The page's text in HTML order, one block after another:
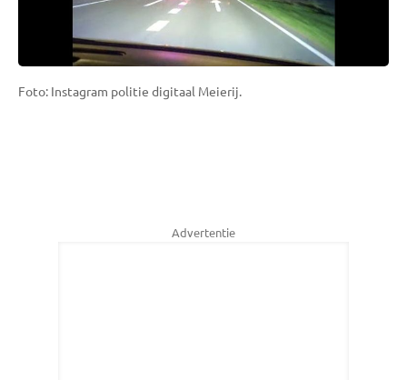
Foto: Instagram politie digitaal Meierij.
Advertentie